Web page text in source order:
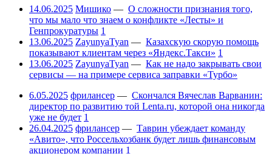
14.06.2025 Мишико — О сложности признания того,
что мы мало что знаем о конфликте «Лесты» и
Генпрокуратуры 1
13.06.2025 ZayunyaTyan — Казахскую скорую помощь
показывают клиентам через «Яндекс.Такси» 1
13.06.2025 ZayunyaTyan — Как не надо закрывать свои
сервисы — на примере сервиса заправки «Турбо»
6.05.2025 фрилансер — Скончался Вячеслав Варванин:
директор по развитию той Lenta.ru, которой она никогда
уже не будет 1
26.04.2025 фрилансер — Таврин убеждает команду
«Авито», что Россельхозбанк будет лишь финансовым
акционером компании 1